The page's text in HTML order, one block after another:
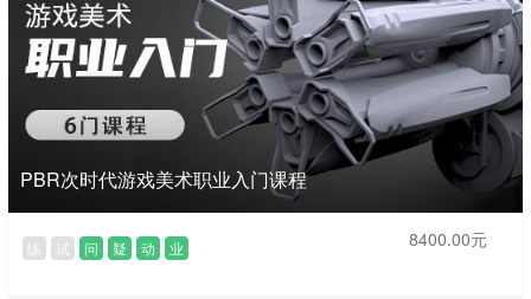
PBR次时代游戏美术职业入门课程
练 试 问 疑 动 业 8400.00元